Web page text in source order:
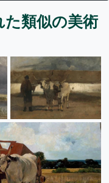
類似の美術